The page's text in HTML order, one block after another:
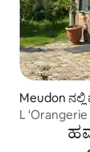
Meudon
L